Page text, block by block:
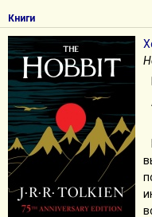
Книги